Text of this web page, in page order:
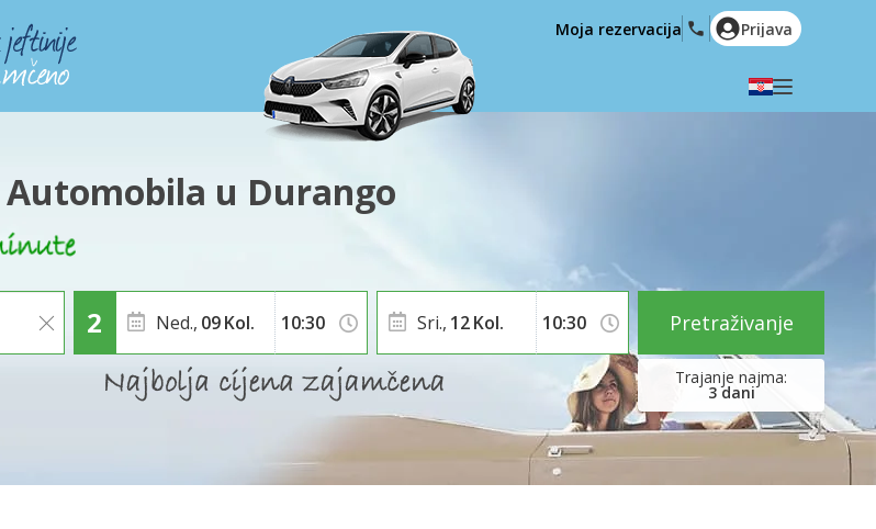
English (US)
Polski
Türkçe
Română
Ελληνικά
Hrvatski
العربية
Moja rezervacija Prijava
u Durango
Ned., 09Kol.
3 dani
Sri., 12Kol. Pretraživanje